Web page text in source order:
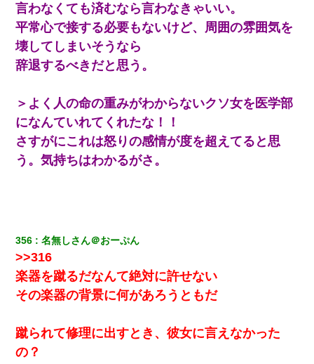
日曜日、会社の窓を見ると同僚の姿。俺（あれ？ディズニーシー
じゃ？）→俺電話「今何してんの？」同僚「シーで並んでるこ
と！」俺「会社にいない？」→次の瞬間、すごい鳥肌が立った
32歳ワイ、34歳の可愛い女と付き合うも現実を知ってしまい無事
死亡・・・
【クズ】昔、兄がお見合いして「ブスすぎｗｗｗ」と断った女性
が、兄の同級生と結婚。それを知った兄は荒れ狂い、｢嫁さん、俺
のお古ですが気分はどう？」とメールを送った→
同じマンションに住んでる女性が鍵をわかりやすいところに隠し
わい(42)渋谷の夜のサービスで19の女の子にゴックンさせた結果
ｗｗｗｗｗｗｗｗ
居酒屋にて。兄の紹介者「お酒飲みなって」私「未成年なので無
せたら...
言わなくても済むなら言わなきゃいい。
平常心で接する必要もないけど、周囲の雰囲気を
壊してしまいそうなら
辞退するべきだと思う。
＞よく人の命の重みがわからないクソ女を医学部
になんていれてくれたな！！
さすがにこれは怒りの感情が度を超えてると思
う。気持ちはわかるがさ。
356 名無しさん＠おーぷん
>>316
楽器を蹴るだなんて絶対に許せない
その楽器の背景に何があろうともだ
蹴られて修理に出すとき、彼女に言えなかった
の？